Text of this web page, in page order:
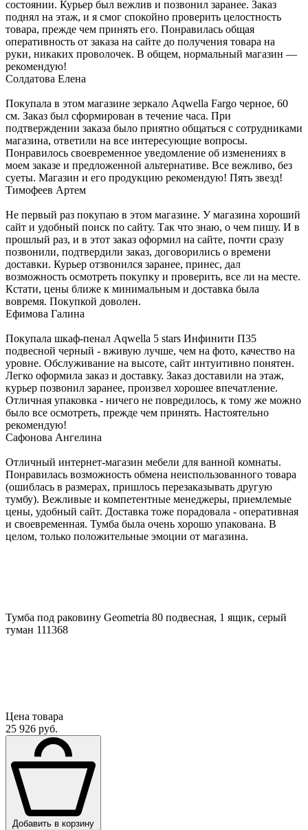
состоянии. Курьер был вежлив и позвонил заранее. Заказ
поднял на этаж, и я смог спокойно проверить целостность
товара, прежде чем принять его. Понравилась общая
оперативность от заказа на сайте до получения товара на
руки, никаких проволочек. В общем, нормальный магазин —
рекомендую!
Солдатова Елена
Покупала в этом магазине зеркало Aqwella Fargo черное, 60
см. Заказ был сформирован в течение часа. При
подтверждении заказа было приятно общаться с сотрудниками
магазина, ответили на все интересующие вопросы.
Понравилось своевременное уведомление об изменениях в
моем заказе и предложенной альтернативе. Все вежливо, без
суеты. Магазин и его продукцию рекомендую! Пять звезд!
Тимофеев Артем
Не первый раз покупаю в этом магазине. У магазина хороший
сайт и удобный поиск по сайту. Так что знаю, о чем пишу. И в
прошлый раз, и в этот заказ оформил на сайте, почти сразу
позвонили, подтвердили заказ, договорились о времени
доставки. Курьер отзвонился заранее, принес, дал
возможность осмотреть покупку и проверить, все ли на месте.
Кстати, цены ближе к минимальным и доставка была
вовремя. Покупкой доволен.
Ефимова Галина
Покупала шкаф-пенал Aqwella 5 stars Инфинити П35
подвесной черный - вживую лучше, чем на фото, качество на
уровне. Обслуживание на высоте, сайт интуитивно понятен.
Легко оформила заказ и доставку. Заказ доставили на этаж,
курьер позвонил заранее, произвел хорошее впечатление.
Отличная упаковка - ничего не повредилось, к тому же можно
было все осмотреть, прежде чем принять. Настоятельно
рекомендую!
Сафонова Ангелина
Отличный интернет-магазин мебели для ванной комнаты.
Понравилась возможность обмена неиспользованного товара
(ошиблась в размерах, пришлось перезаказывать другую
тумбу). Вежливые и компетентные менеджеры, приемлемые
цены, удобный сайт. Доставка тоже порадовала - оперативная
и своевременная. Тумба была очень хорошо упакована. В
целом, только положительные эмоции от магазина.
Тумба под раковину Geometria 80 подвесная, 1 ящик, серый
туман 111368
Цена товара
25 926 руб.
Добавить в корзину